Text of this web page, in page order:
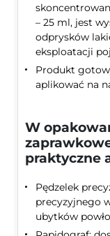
– 25 ml, jest
odprysków
eksploatacji
Produkt
aplikować na
W
praktyczne
Pędzelek
precyzyjnego
ubytków